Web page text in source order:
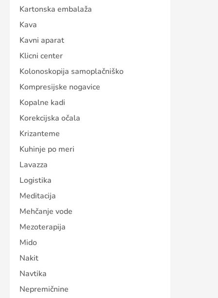
Kartonska embalaža
Kava
Kavni aparat
Klicni center
Kolonoskopija samoplačniško
Kompresijske nogavice
Kopalne kadi
Korekcijska očala
Krizanteme
Kuhinje po meri
Lavazza
Logistika
Meditacija
Mehčanje vode
Mezoterapija
Mido
Nakit
Navtika
Nepremičnine